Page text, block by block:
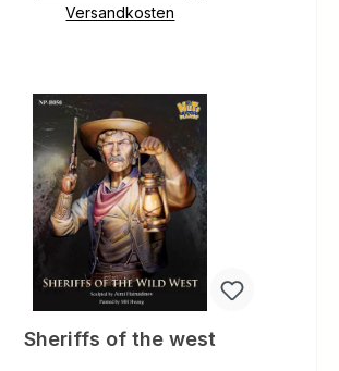
Versandkosten
Sheriffs of the west